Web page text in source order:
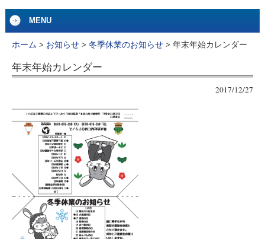
MENU
ホーム > お知らせ> 冬季休業のお知らせ> 年末年始カレンダー
年末年始カレンダー
2017/12/27